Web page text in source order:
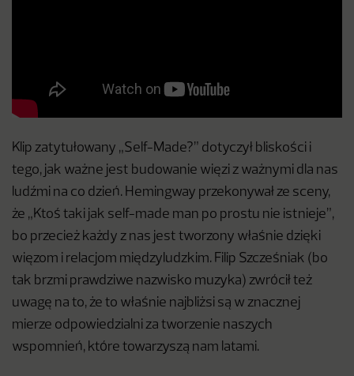
Klip zatytułowany „Self-Made?” dotyczył bliskości i
tego, jak ważne jest budowanie więzi z ważnymi dla nas
ludźmi na co dzień. Hemingway przekonywał ze sceny,
że „Ktoś taki jak self-made man po prostu nie istnieje”,
bo przecież każdy z nas jest tworzony właśnie dzięki
więzom i relacjom międzyludzkim. Filip Szcześniak (bo
tak brzmi prawdziwe nazwisko muzyka) zwrócił też
uwagę na to, że to właśnie najbliżsi są w znacznej
mierze odpowiedzialni za tworzenie naszych
wspomnień, które towarzyszą nam latami.